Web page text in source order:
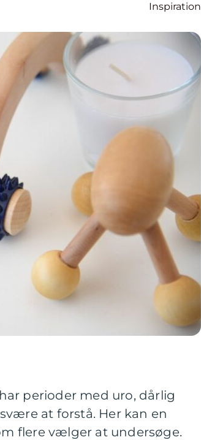
Inspiration
perioder med uro, dårlig
at forstå. Her kan en
flere vælger at undersøge.